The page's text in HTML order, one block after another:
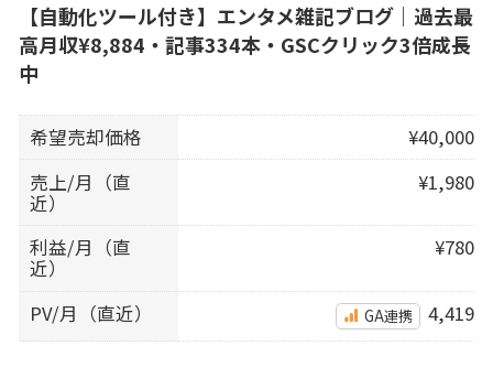
【自動化ツール付き】エンタメ雑記ブログ｜過去最
高月収¥8,884・記事334本・GSCクリック3倍成長
中
希望売却価格
¥40,000
売上/月（直
近）
¥1,980
利益/月（直
近）
¥780
PV/月（直近） GA連携 4,419